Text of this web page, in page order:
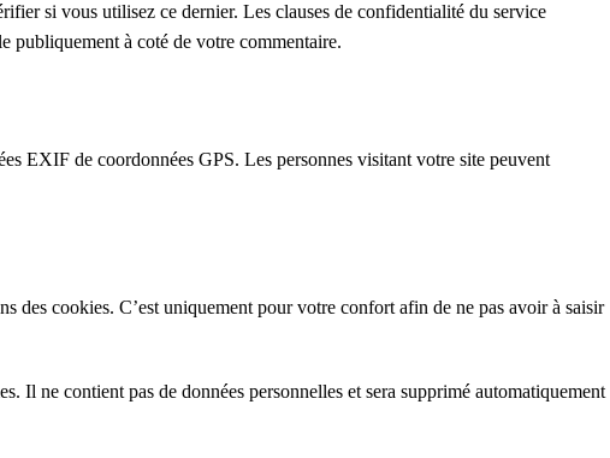
si vous utilisez ce dernier. Les clauses de confidentialité du service
publiquement à coté de votre commentaire.
EXIF de coordonnées GPS. Les personnes visitant votre site peuvent
des cookies. C’est uniquement pour votre confort afin de ne pas avoir à saisir
Il ne contient pas de données personnelles et sera supprimé automatiquement